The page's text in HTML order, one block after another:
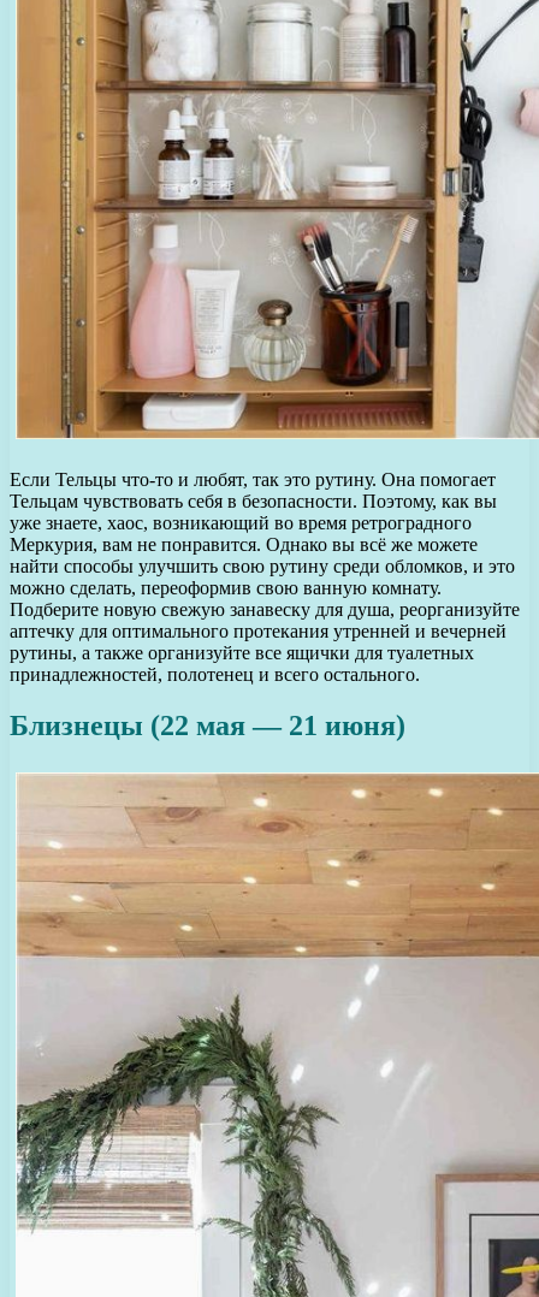
Если Тельцы что-то и любят, так это рутину. Она помогает
Тельцам чувствовать себя в безопасности. Поэтому, как вы
уже знаете, хаос, возникающий во время ретроградного
Меркурия, вам не понравится. Однако вы всё же можете
найти способы улучшить свою рутину среди обломков, и это
можно сделать, переоформив свою ванную комнату.
Подберите новую свежую занавеску для душа, реорганизуйте
аптечку для оптимального протекания утренней и вечерней
рутины, а также организуйте все ящички для туалетных
принадлежностей, полотенец и всего остального.
Близнецы (22 мая — 21 июня)